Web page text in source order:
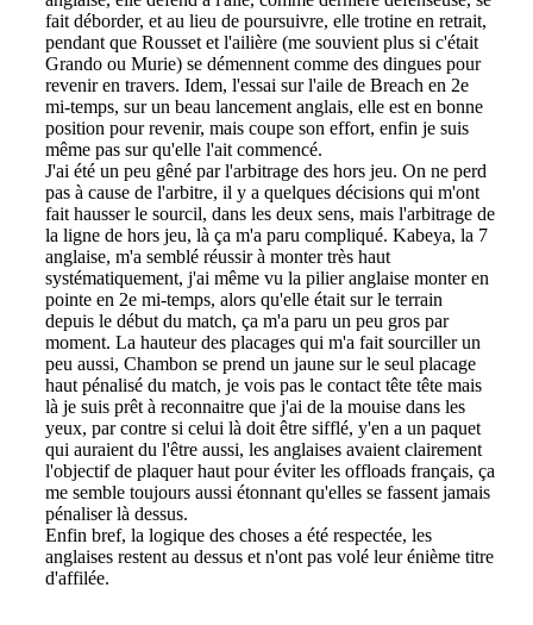
fait déborder, et au lieu de poursuivre, elle trotine en retrait,
pendant que Rousset et l'ailière (me souvient plus si c'était
Grando ou Murie) se démennent comme des dingues pour
revenir en travers. Idem, l'essai sur l'aile de Breach en 2e
mi-temps, sur un beau lancement anglais, elle est en bonne
position pour revenir, mais coupe son effort, enfin je suis
même pas sur qu'elle l'ait commencé.
J'ai été un peu gêné par l'arbitrage des hors jeu. On ne perd
pas à cause de l'arbitre, il y a quelques décisions qui m'ont
fait hausser le sourcil, dans les deux sens, mais l'arbitrage de
la ligne de hors jeu, là ça m'a paru compliqué. Kabeya, la 7
anglaise, m'a semblé réussir à monter très haut
systématiquement, j'ai même vu la pilier anglaise monter en
pointe en 2e mi-temps, alors qu'elle était sur le terrain
depuis le début du match, ça m'a paru un peu gros par
moment. La hauteur des placages qui m'a fait sourciller un
peu aussi, Chambon se prend un jaune sur le seul placage
haut pénalisé du match, je vois pas le contact tête tête mais
là je suis prêt à reconnaitre que j'ai de la mouise dans les
yeux, par contre si celui là doit être sifflé, y'en a un paquet
qui auraient du l'être aussi, les anglaises avaient clairement
l'objectif de plaquer haut pour éviter les offloads français, ça
me semble toujours aussi étonnant qu'elles se fassent jamais
pénaliser là dessus.
Enfin bref, la logique des choses a été respectée, les
anglaises restent au dessus et n'ont pas volé leur énième titre
d'affilée.